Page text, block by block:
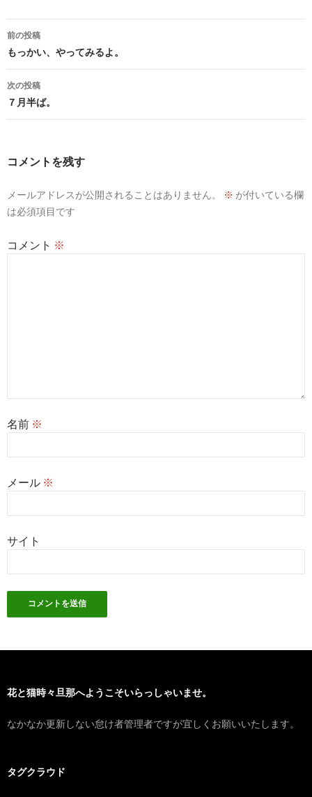
投
稿
ナ
ビ
ゲ
ョ
前の投稿
もっかい、やってみるよ。
次の投稿
７月半ば。
コメントを残す
メールアドレスが公開されることはありません。 ※ が付いている欄
は必須項目です
コメント ※
名前 ※
メール ※
サイト
花と猫時々旦那へようこそいらっしゃいませ。
なかなか更新しない怠け者管理者ですが宜しくお願いいたします。
タグクラウド